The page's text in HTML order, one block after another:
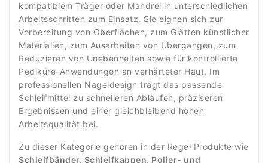
kompatiblem Träger oder Mandrel in unterschiedlichen
Arbeitsschritten zum Einsatz. Sie eignen sich zur
Vorbereitung von Oberflächen, zum Glätten künstlicher
Materialien, zum Ausarbeiten von Übergängen, zum
Reduzieren von Unebenheiten sowie für kontrollierte
Pediküre-Anwendungen an verhärteter Haut. Im
professionellen Nageldesign trägt das passende
Schleifmittel zu schnelleren Abläufen, präziseren
Ergebnissen und einer gleichbleibend hohen
Arbeitsqualität bei.
Zu dieser Kategorie gehören in der Regel Produkte wie
Schleifbänder, Schleifkappen, Polier- und